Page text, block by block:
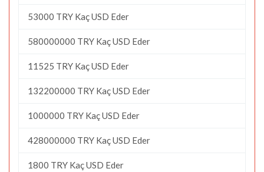
53000 TRY Kaç USD Eder
580000000 TRY Kaç USD Eder
11525 TRY Kaç USD Eder
132200000 TRY Kaç USD Eder
1000000 TRY Kaç USD Eder
428000000 TRY Kaç USD Eder
1800 TRY Kaç USD Eder